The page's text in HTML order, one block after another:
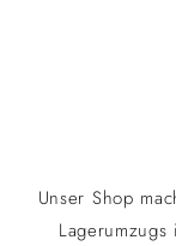
Unser Shop